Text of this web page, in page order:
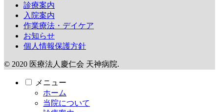
診療案内
入院案内
作業療法・デイケア
お知らせ
個人情報保護方針
© 2020 医療法人慶仁会 天神病院.
メニュー
ホーム
当院について